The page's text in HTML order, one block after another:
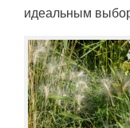
идеальным